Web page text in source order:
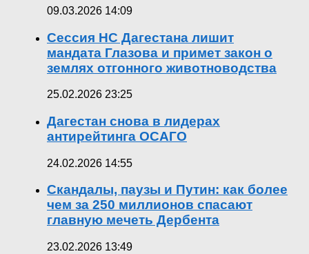
09.03.2026 14:09
Сессия НС Дагестана лишит
мандата Глазова и примет закон о
землях отгонного животноводства
25.02.2026 23:25
Дагестан снова в лидерах
антирейтинга ОСАГО
24.02.2026 14:55
Скандалы, паузы и Путин: как более
чем за 250 миллионов спасают
главную мечеть Дербента
23.02.2026 13:49